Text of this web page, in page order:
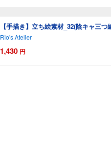
【手描き】立ち絵素材_32(陰キャ三
Rio's Atelier
1,430 円